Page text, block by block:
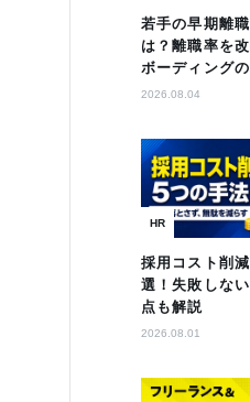
若手の早期離
は？離職率を
ボーディング
2026.08.04
HR
採用コスト削
選！失敗しな
点も解説
2026.08.01